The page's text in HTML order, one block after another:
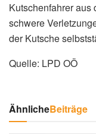
Kutschenfahrer aus
schwere
der Kutsche
Quelle: LPD OÖ
ÄhnlicheBeiträge